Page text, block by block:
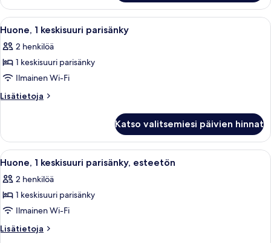
keskisuuri
parisänky
Avaa
kaikki
huonetyypin
Huone,
1
keskisuuri
Hotellihuone, jossa on suuri sänky,
9
Huone, 1 keskisuuri parisänky
2 henkilöä
1 keskisuuri parisänky
Ilmainen Wi-Fi
Lisätietoja
Lisätietoja
keskisuuri
parisänky
Katso valitsemiesi päivien hinnat
Avaa
kaikki
huonetyypin
Huone,
1
keskisuuri
Moderni hotellihuone, jossa on suuri
14
Huone, 1 keskisuuri parisänky, esteetön
2 henkilöä
1 keskisuuri parisänky
Ilmainen Wi-Fi
Lisätietoja
Lisätietoja